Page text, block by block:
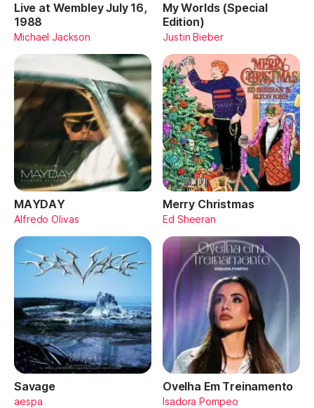
Live at Wembley July 16,
1988
Michael Jackson
My Worlds (Special
Edition)
Justin Bieber
MAYDAY
Alfredo Olivas
Merry Christmas
Ed Sheeran
Savage
aespa
Ovelha Em Treinamento
Isadora Pompeo